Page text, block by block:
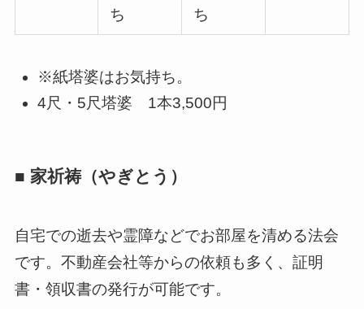
ち
ち
※紙塔婆はお気持ち。
4尺・5尺塔婆 1本3,500円
■ 家祈祷（やぎとう）
自宅での逝去や霊障などでお部屋を清める法会
です。不動産会社等からの依頼も多く、証明
書・領収書の発行が可能です。